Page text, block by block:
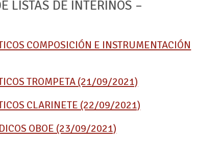
LISTAS DE INTERINOS –
COMPOSICIÓN E INSTRUMENTACIÓN
TROMPETA (21/09/2021)
CLARINETE (22/09/2021)
OBOE (23/09/2021)